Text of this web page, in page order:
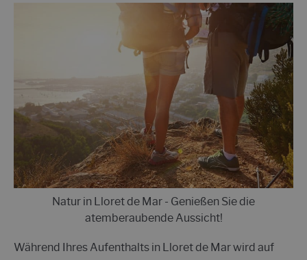
Natur in Lloret de Mar - Genießen Sie die
atemberaubende Aussicht!
Während Ihres Aufenthalts in Lloret de Mar wird auf